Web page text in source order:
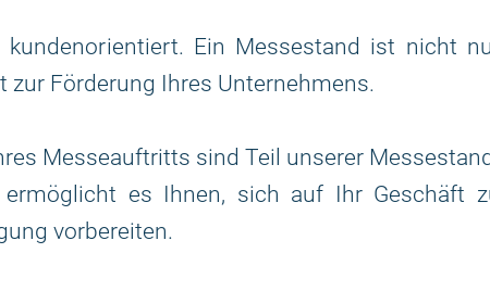
Ein Messestand ist nicht
Förderung Ihres Unternehmens.
Messeauftritts sind Teil unserer
ermöglicht es Ihnen, sich auf Ihr Geschäft
vorbereiten.